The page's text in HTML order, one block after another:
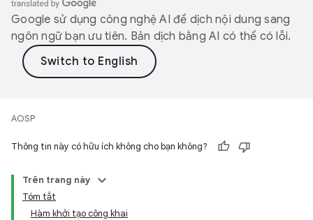
Google sử dụng công nghệ AI để dịch nội dung sang
ngôn ngữ bạn ưu tiên. Bản dịch bằng AI có thể có lỗi.
AOSP
Thông tin này có hữu ích không cho bạn không?
Trên trang này
Tóm tắt
Hàm khởi tạo công khai